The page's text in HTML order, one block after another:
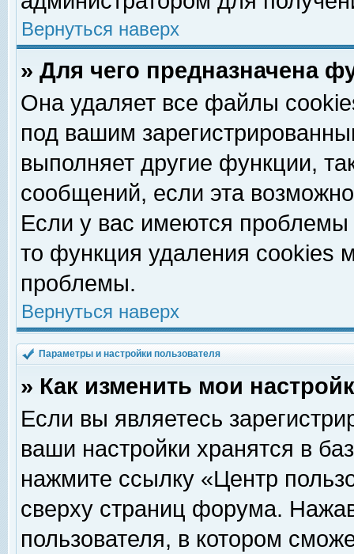
Вернуться наверх
» Для чего предназначена
Она удаляет все файлы
под вашим
выполняет другие функции,
сообщений, если эта
Если у вас имеются
то функция удаления cookies
проблемы.
Вернуться наверх
Параметры и настройки пользователя
» Как изменить мои
Если вы являетесь
ваши настройки хранятся в
нажмите ссылку «Центр
сверху страниц форума.
пользователя, в котором